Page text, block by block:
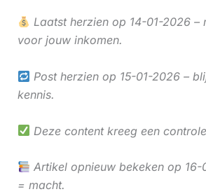
Laatst herzien op 14-01-2026 –
voor jouw inkomen.
Post herzien op 15-01-2026 –
kennis.
Deze content kreeg een
Artikel opnieuw bekeken op 16-
= macht.